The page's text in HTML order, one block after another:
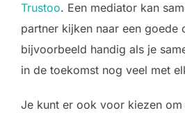
Trustoo. Een mediator kan
partner kijken naar een goede
bijvoorbeeld handig als je
in de toekomst nog veel met
Je kunt er ook voor kiezen om